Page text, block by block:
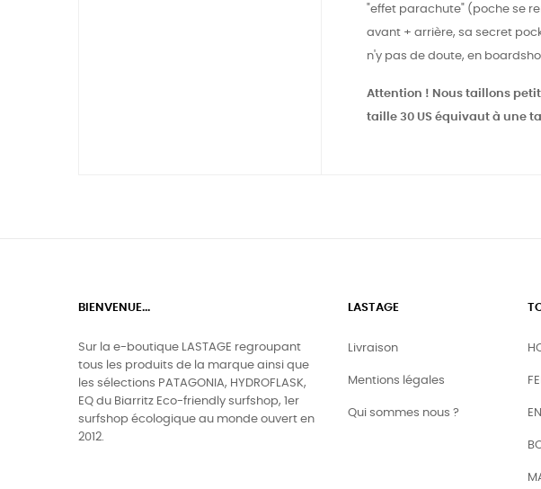
"effet parachute" (poche se
avant + arrière, sa secret
n'y pas de doute, en
Attention ! Nous taillons
taille 30 US équivaut à une
BIENVENUE...
Sur la e-boutique LASTAGE regroupant
tous les produits de la marque ainsi que
les sélections PATAGONIA, HYDROFLASK,
EQ du Biarritz Eco-friendly surfshop, 1er
surfshop écologique au monde ouvert en
2012.
LASTAGE
Livraison
Mentions légales
Qui sommes nous ?